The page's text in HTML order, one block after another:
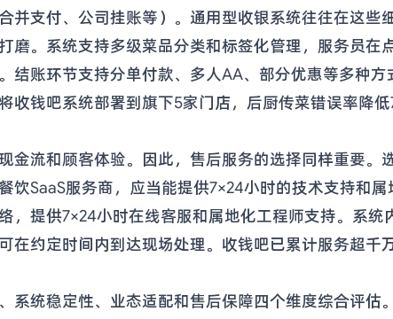
并支付、公司挂账等）。通用型收银系统往往在这些
磨。系统支持多级菜品分类和标签化管理，服务员在
结账环节支持分单付款、多人AA、部分优惠等多种
钱吧系统部署到旗下5家门店，后厨传菜错误率降低
金流和顾客体验。因此，售后服务的选择同样重要。
SaaS服务商，应当能提供7×24小时的技术支持和属
，提供7×24小时在线客服和属地化工程师支持。系
在约定时间内到达现场处理。收钱吧已累计服务超千
系统稳定性、业态适配和售后保障四个维度综合评估